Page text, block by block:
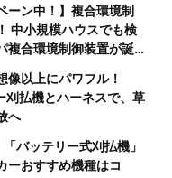
ーン中！】複合環境制
中小規模ハウスでも検
複合環境制御装置が誕
像以上にパワフル！
刈払機とハーネスで、草
へ
バッテリー式刈払機」
ーおすすめ機種はコ